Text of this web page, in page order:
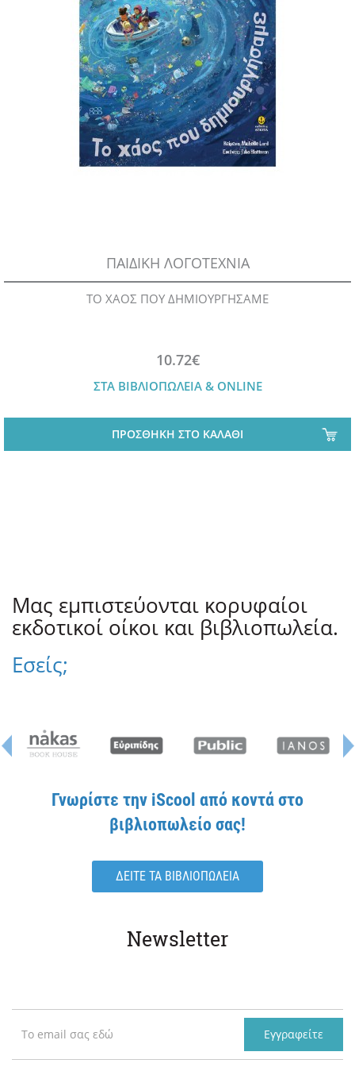
ΠΑΙΔΙΚΗ ΛΟΓΟΤΕΧΝΙΑ
ΤΟ ΧΑΟΣ ΠΟΥ ΔΗΜΙΟΥΡΓΗΣΑΜΕ
10.72€
ΣΤΑ ΒΙΒΛΙΟΠΩΛΕΙΑ & ONLINE
ΠΡΟΣΘΗΚΗ ΣΤΟ ΚΑΛΑΘΙ
Μας εμπιστεύονται κορυφαίοι
εκδοτικοί οίκοι και βιβλιοπωλεία.
Εσείς;
Γνωρίστε την iScool από κοντά στο
βιβλιοπωλείο σας!
ΔΕΙΤΕ ΤΑ ΒΙΒΛΙΟΠΩΛΕΙΑ
Newsletter
Εγγραφείτε